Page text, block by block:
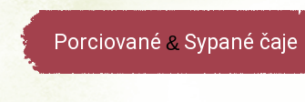
Porciované & Sypané čaje